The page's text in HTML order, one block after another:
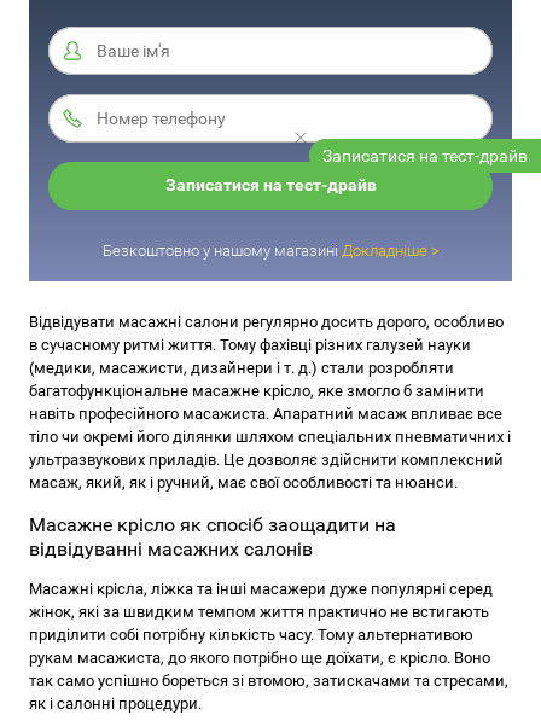
Записатися на тест-драйв
Безкоштовно у нашому магазині Докладніше >
Відвідувати масажні салони регулярно досить дорого, особливо
в сучасному ритмі життя. Тому фахівці різних галузей науки
(медики, масажисти, дизайнери і т. д.) стали розробляти
багатофункціональне масажне крісло, яке змогло б замінити
навіть професійного масажиста. Апаратний масаж впливає все
тіло чи окремі його ділянки шляхом спеціальних пневматичних і
ультразвукових приладів. Це дозволяє здійснити комплексний
масаж, який, як і ручний, має свої особливості та нюанси.
Масажне крісло як спосіб заощадити на
відвідуванні масажних салонів
Масажні крісла, ліжка та інші масажери дуже популярні серед
жінок, які за швидким темпом життя практично не встигають
приділити собі потрібну кількість часу. Тому альтернативою
рукам масажиста, до якого потрібно ще доїхати, є крісло. Воно
так само успішно бореться зі втомою, затискачами та стресами,
як і салонні процедури.
Записатися на тест-драйв